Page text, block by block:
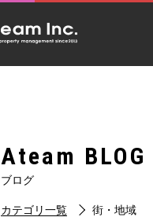
Ateam BLOG
ブログ
カテゴリ一覧 街・地域